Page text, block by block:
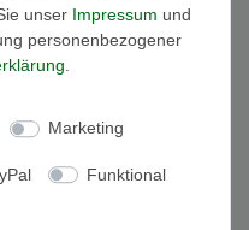
Warenkorb
Ohrringe Silber synth.
unser Impressum und
personenbezogener
Marketing
Funktional